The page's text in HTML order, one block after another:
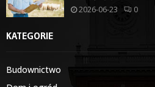
2026-06-23 0
KATEGORIE
Budownictwo